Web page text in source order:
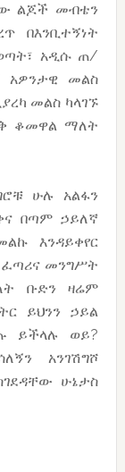
ልጆች መብቴን
በእንቢተኝነት
አዲሱ ጠ/
አዎንታዊ መልስ
መልስ ካላገኙ
ቆመዋል ማለት
ሁሉ አልፋን
በጣም ኃይለኛ
እንዳይቀየር
ፈጣሪና መንግሥት
ቡድን ዛሬም
ይህንን ኃይል
ይችላሉ ወይ?
አንገሽግሾ
ሁኔታስ